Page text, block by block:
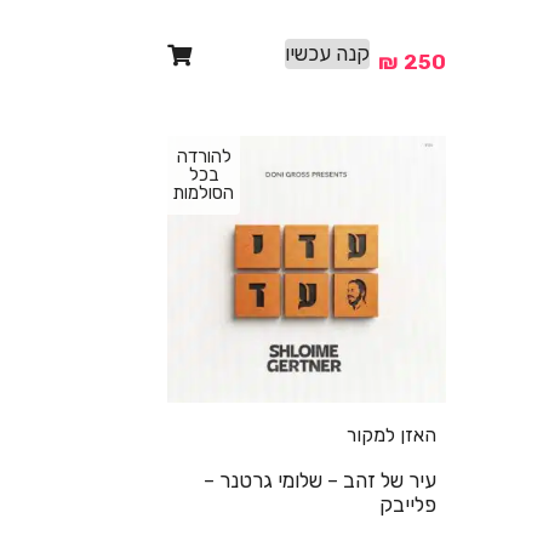
₪ 250 קנה עכשיו
להורדה
בכל
הסולמות
האזן למקור
עיר של זהב – שלומי גרטנר –
פלייבק